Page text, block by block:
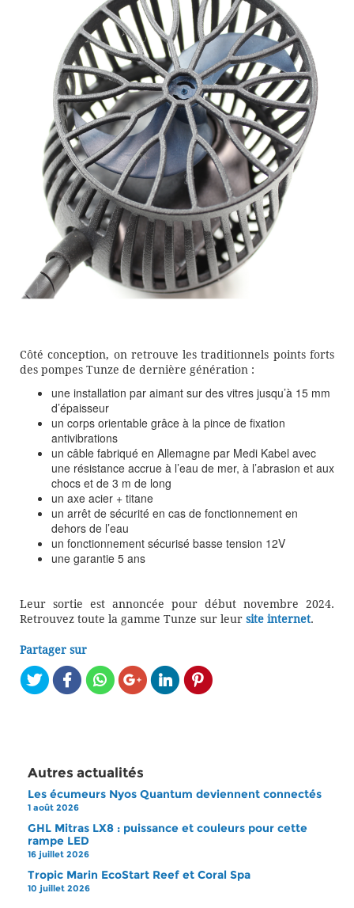
Côté conception, on retrouve les traditionnels points forts
des pompes Tunze de dernière génération :
une installation par aimant sur des vitres jusqu’à 15 mm
d’épaisseur
un corps orientable grâce à la pince de fixation
antivibrations
un câble fabriqué en Allemagne par Medi Kabel avec
une résistance accrue à l’eau de mer, à l’abrasion et aux
chocs et de 3 m de long
un axe acier + titane
un arrêt de sécurité en cas de fonctionnement en
dehors de l’eau
un fonctionnement sécurisé basse tension 12V
une garantie 5 ans
Leur sortie est annoncée pour début novembre 2024.
Retrouvez toute la gamme Tunze sur leur site internet.
Partager sur
Autres actualités
Les écumeurs Nyos Quantum deviennent connectés
1 août 2026
GHL Mitras LX8 : puissance et couleurs pour cette
rampe LED
16 juillet 2026
Tropic Marin EcoStart Reef et Coral Spa
10 juillet 2026